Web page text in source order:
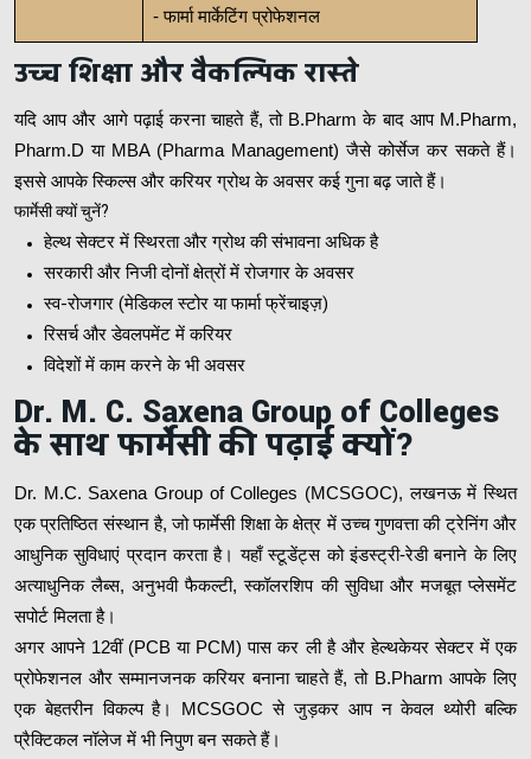
- फार्मा मार्केटिंग प्रोफेशनल
उच्च शिक्षा और वैकल्पिक रास्ते
यदि आप और आगे पढ़ाई करना चाहते हैं, तो B.Pharm के बाद आप M.Pharm,
Pharm.D या MBA (Pharma Management) जैसे कोर्सेज कर सकते हैं।
इससे आपके स्किल्स और करियर ग्रोथ के अवसर कई गुना बढ़ जाते हैं।
फार्मेसी क्यों चुनें?
हेल्थ सेक्टर में स्थिरता और ग्रोथ की संभावना अधिक है
सरकारी और निजी दोनों क्षेत्रों में रोजगार के अवसर
स्व-रोजगार (मेडिकल स्टोर या फार्मा फ्रेंचाइज़)
रिसर्च और डेवलपमेंट में करियर
विदेशों में काम करने के भी अवसर
Dr. M. C. Saxena Group of Colleges
के साथ फार्मेसी की पढ़ाई क्यों?
Dr. M.C. Saxena Group of Colleges (MCSGOC), लखनऊ में स्थित
एक प्रतिष्ठित संस्थान है, जो फार्मेसी शिक्षा के क्षेत्र में उच्च गुणवत्ता की ट्रेनिंग और
आधुनिक सुविधाएं प्रदान करता है। यहाँ स्टूडेंट्स को इंडस्ट्री-रेडी बनाने के लिए
अत्याधुनिक लैब्स, अनुभवी फैकल्टी, स्कॉलरशिप की सुविधा और मजबूत प्लेसमेंट
सपोर्ट मिलता है।
अगर आपने 12वीं (PCB या PCM) पास कर ली है और हेल्थकेयर सेक्टर में एक
प्रोफेशनल और सम्मानजनक करियर बनाना चाहते हैं, तो B.Pharm आपके लिए
एक बेहतरीन विकल्प है। MCSGOC से जुड़कर आप न केवल थ्योरी बल्कि
प्रैक्टिकल नॉलेज में भी निपुण बन सकते हैं।